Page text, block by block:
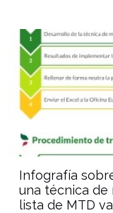
Infografía
una técnica de
lista de MTD